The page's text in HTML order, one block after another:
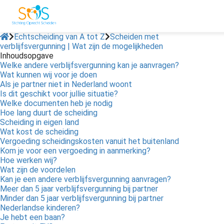
Echtscheiding van A tot Z Scheiden met
verblijfsvergunning | Wat zijn de mogelijkheden
Inhoudsopgave
Welke andere verblijfsvergunning kan je aanvragen?
Wat kunnen wij voor je doen
Als je partner niet in Nederland woont
Is dit geschikt voor jullie situatie?
Welke documenten heb je nodig
Hoe lang duurt de scheiding
Scheiding in eigen land
Wat kost de scheiding
Vergoeding scheidingskosten vanuit het buitenland
Kom je voor een vergoeding in aanmerking?
Hoe werken wij?
Wat zijn de voordelen
Kan je een andere verblijfsvergunning aanvragen?
Meer dan 5 jaar verblijfsvergunning bij partner
Minder dan 5 jaar verblijfsvergunning bij partner
Nederlandse kinderen?
Je hebt een baan?
policy
zijn
om
te
Ze
gebruikt
deze